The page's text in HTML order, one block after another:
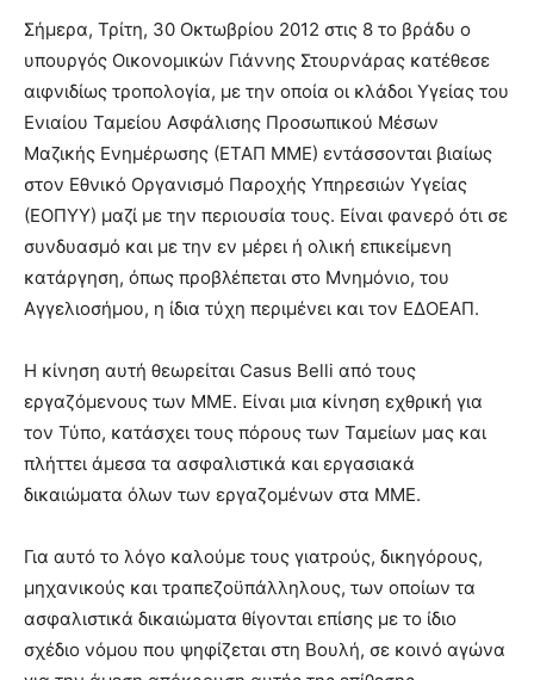
Σήμερα, Τρίτη, 30 Οκτωβρίου 2012 στις 8 το βράδυ ο
υπουργός Οικονομικών Γιάννης Στουρνάρας κατέθεσε
αιφνιδίως τροπολογία, με την οποία οι κλάδοι Υγείας του
Ενιαίου Ταμείου Ασφάλισης Προσωπικού Μέσων
Μαζικής Ενημέρωσης (ΕΤΑΠ ΜΜΕ) εντάσσονται βιαίως
στον Εθνικό Οργανισμό Παροχής Υπηρεσιών Υγείας
(ΕΟΠΥΥ) μαζί με την περιουσία τους. Είναι φανερό ότι σε
συνδυασμό και με την εν μέρει ή ολική επικείμενη
κατάργηση, όπως προβλέπεται στο Μνημόνιο, του
Αγγελιοσήμου, η ίδια τύχη περιμένει και τον ΕΔΟΕΑΠ.
H κίνηση αυτή θεωρείται Casus Belli από τους
εργαζόμενους των ΜΜΕ. Είναι μια κίνηση εχθρική για
τον Τύπο, κατάσχει τους πόρους των Ταμείων μας και
πλήττει άμεσα τα ασφαλιστικά και εργασιακά
δικαιώματα όλων των εργαζομένων στα ΜΜΕ.
Για αυτό το λόγο καλούμε τους γιατρούς, δικηγόρους,
μηχανικούς και τραπεζοϋπάλληλους, των οποίων τα
ασφαλιστικά δικαιώματα θίγονται επίσης με το ίδιο
σχέδιο νόμου που ψηφίζεται στη Βουλή, σε κοινό αγώνα